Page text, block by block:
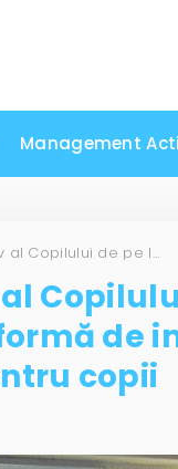
Management
Consiliul Consultativ al Copilului de pe lângă DGPDC – O nouă platformă de implicare și participare activă pentru copii
de
copii